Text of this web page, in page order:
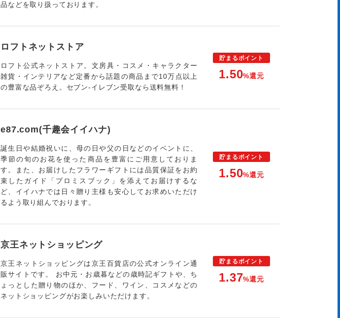
品などを取り扱っております。
ロフトネットストア
ロフト公式ネットストア。文房具・コスメ・キャラクター
雑貨・インテリアなど定番から話題の商品まで10万点以上
の豊富な品ぞろえ。セブン-イレブン受取なら送料無料！
貯まるポイント
1.50%還元
e87.com(千趣会イイハナ)
誕生日や結婚祝いに、母の日や父の日などのイベントに、
季節の旬のお花を使った商品を豊富にご用意しておりま
す。また、お届けしたフラワーギフトには品質保証をお約
束したガイド「プロミスブック」を添えてお届けするな
ど、イイハナでは日々贈り主様も安心してお求めいただけ
るよう取り組んでおります。
貯まるポイント
1.50%還元
京王ネットショッピング
京王ネットショッピングは京王百貨店の公式オンライン通
販サイトです。 お中元・お歳暮などの歳時記ギフトや、ち
ょっとした贈り物のほか、フード、ワイン、コスメなどの
ネットショッピングがお楽しみいただけます。
貯まるポイント
1.37%還元